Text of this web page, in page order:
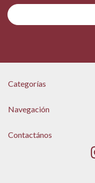
Categorías
Navegación
Contactános